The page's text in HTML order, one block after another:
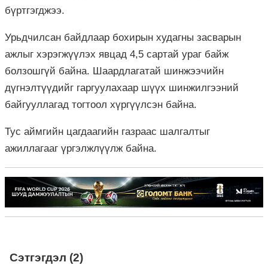
бүртгэгджээ.
Урьдчилсан байдлаар бохирын худагны засварын
ажлыг хэрэгжүүлэх явцад 4,5 сартай ураг байж
болзошгүй байна. Шаардлагатай шинжээчийн
дүгнэлтүүдийг гаргуулахаар шүүх шинжилгээний
байгууллагад тогтоол хүргүүлсэн байна.
Тус аймгийн цагдаагийн газраас шалгалтыг
ажиллагааг үргэлжлүүлж байна.
Сэтгэгдэл (2)